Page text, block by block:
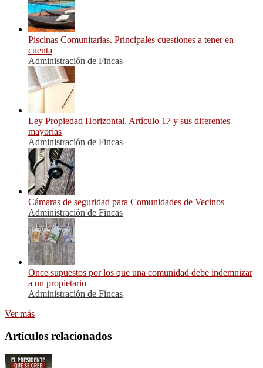
Piscinas Comunitarias. Principales cuestiones a tener en
cuenta
Administración de Fincas
Ley Propiedad Horizontal. Artículo 17 y sus diferentes
mayorías
Administración de Fincas
Cámaras de seguridad para Comunidades de Vecinos
Administración de Fincas
Once supuestos por los que una comunidad debe indemnizar
a un propietario
Administración de Fincas
Ver más
Artículos relacionados